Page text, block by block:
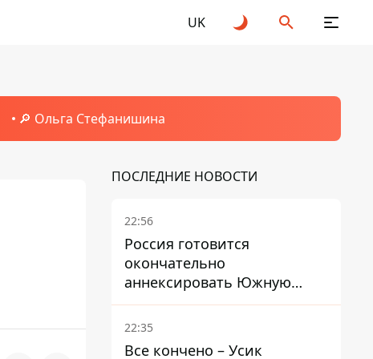
UK
🔎 Ольга Стефанишина
ПОСЛЕДНИЕ НОВОСТИ
22:56
Россия готовится
окончательно
аннексировать Южную
Осетию – страны НАТО
обеспокоены
22:35
Все кончено – Усик